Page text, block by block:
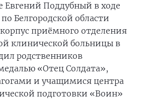
Поддубный в ходе
Белгородской области
приёмного отделения
клинической больницы в
родственников
«Отец Солдата»,
и учащимися центра
подготовки «Воин»